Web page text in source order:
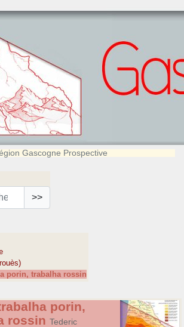
Gascogne Prospective
>>
porin, trabalha rossin
porin,
rossin Tederic